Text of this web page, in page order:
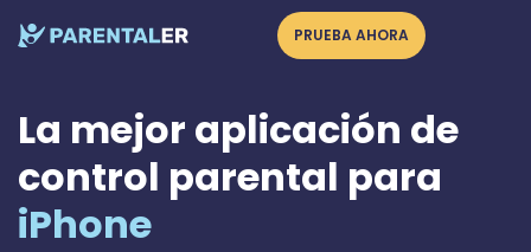
PRUEBA AHORA
La mejor aplicación de
control parental para
iPhone